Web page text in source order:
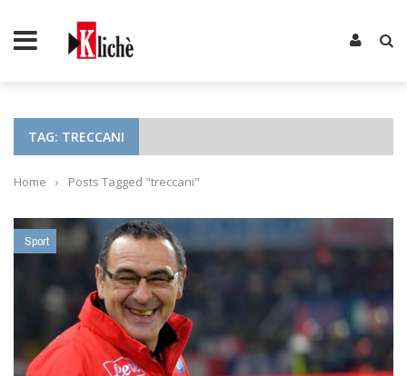
TAG: TRECCANI
Home › Posts Tagged "treccani"
Sport